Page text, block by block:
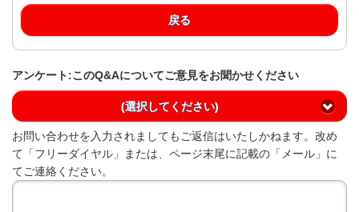
戻る
アンケート:このQ&Aについてご意見をお聞かせください
(選択してください)
お問い合わせを入力されましてもご返信はいたしかねます。改め
て「フリーダイヤル」または、ページ末尾に記載の「メール」に
てご連絡ください。